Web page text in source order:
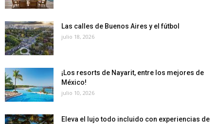
Las calles de Buenos Aires y el fútbol
julio 18, 2026
¡Los resorts de Nayarit, entre los mejores de
México!
julio 10, 2026
Eleva el lujo todo incluido con experiencias de